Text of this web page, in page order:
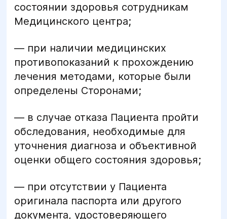
состоянии здоровья сотрудникам
Медицинского центра;
— при наличии медицинских
противопоказаний к прохождению
лечения методами, которые были
определены Сторонами;
— в случае отказа Пациента пройти
обследования, необходимые для
уточнения диагноза и объективной
оценки общего состояния здоровья;
— при отсутствии у Пациента
оригинала паспорта или другого
документа, удостоверяющего